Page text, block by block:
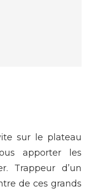
sur le plateau
apporter les
Trappeur d’un
de ces grands